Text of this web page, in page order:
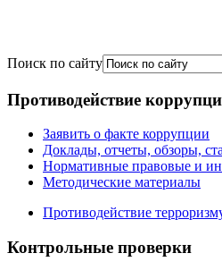
Поиск по сайту
Противодействие
Заявить о факте коррупции
Доклады, отчеты, обзоры,
Нормативные правовые и
Методические материалы
Противодействие
Контрольные проверки